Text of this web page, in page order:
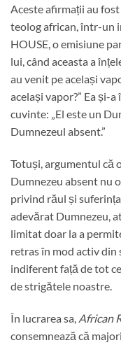
Aceste afirmații au
teolog african, într-un
HOUSE, o emisiune
lui, când aceasta a
au venit pe același
același vapor?” Ea și-
cuvinte: „El este un
Dumnezeul absent.”
Totuși, argumentul că
Dumnezeu absent nu
privind răul și
adevărat Dumnezeu,
limitat doar la a
retras în mod activ din
indiferent față de tot
de strigătele noastre.
În lucrarea sa, African
consemnează că